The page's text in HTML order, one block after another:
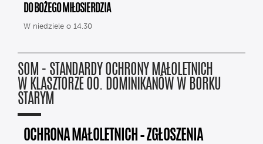
DO BOŻEGO MIŁOSIERDZIA
W niedziele o 14.30
SOM - STANDARDY OCHRONY MAŁOLETNICH
W KLASZTORZE OO. DOMINIKANÓW W BORKU
STARYM
OCHRONA MAŁOLETNICH – ZGŁOSZENIA